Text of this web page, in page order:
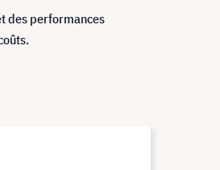
des performances